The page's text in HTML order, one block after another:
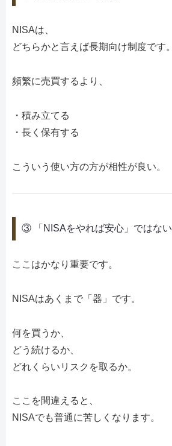
NISAは、
どちらかと言えば長期向け制度です。
頻繁に売買するより、
・積み立てる
・長く保有する
こういう使い方の方が相性が良い。
③ 「NISAをやれば安心」ではない
ここはかなり重要です。
NISAはあくまで「器」です。
何を買うか、
どう続けるか、
どれくらいリスクを取るか。
ここを間違えると、
NISAでも普通に苦しくなります。